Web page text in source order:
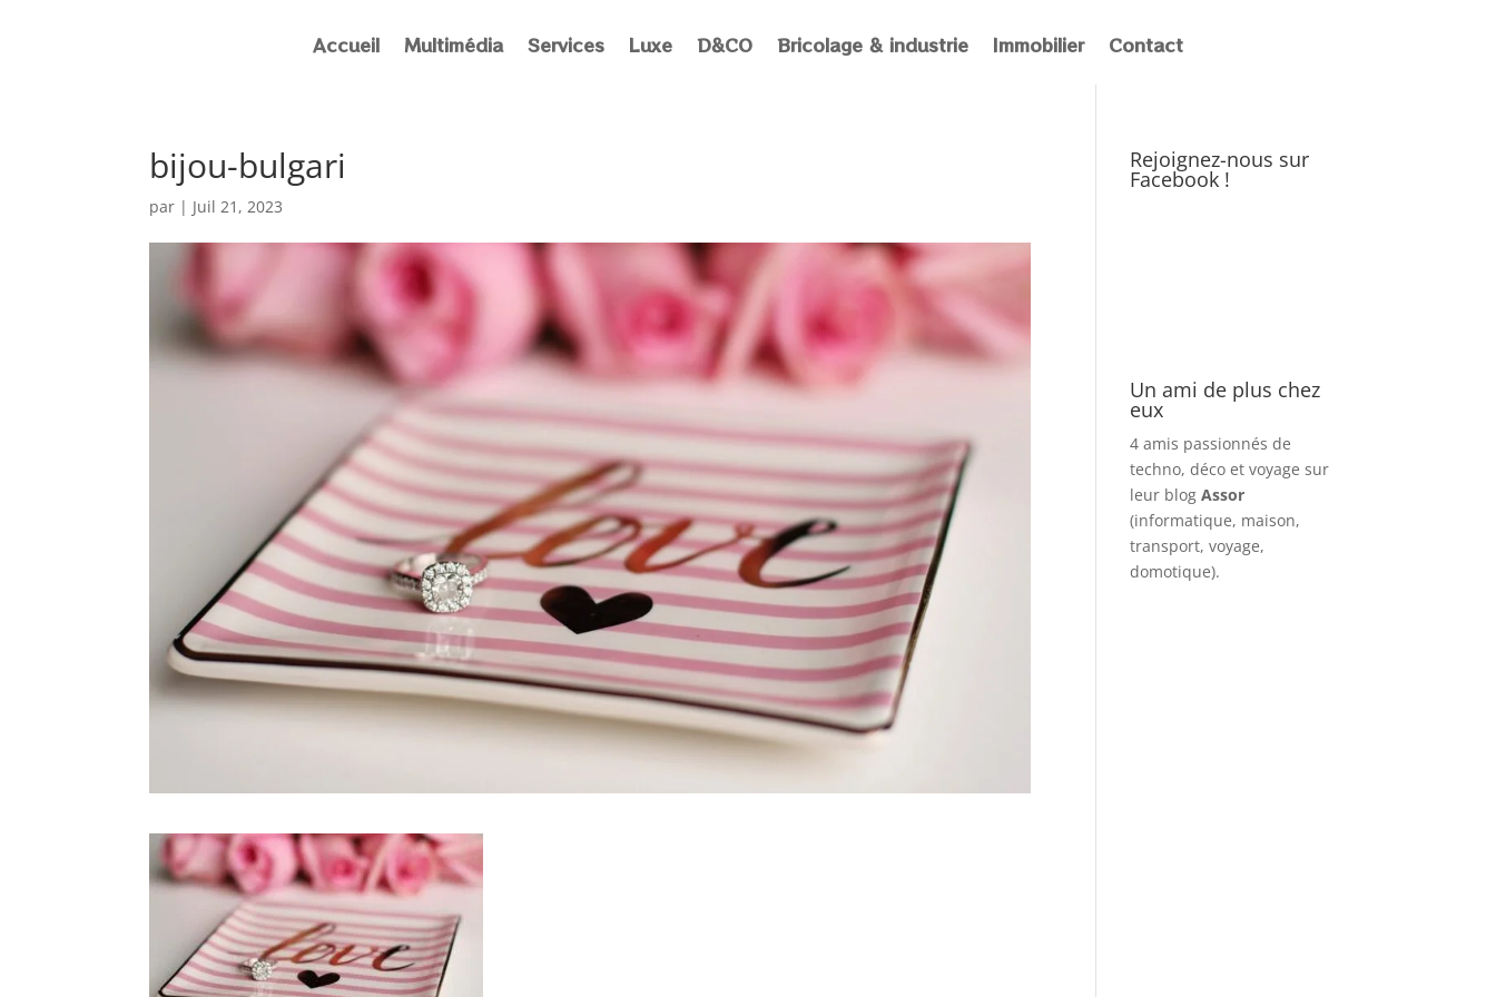
Accueil Multimédia Services Luxe D&CO Bricolage & industrie Immobilier Contact
bijou-bulgari
par | Juil 21, 2023
Rejoignez-nous sur
Facebook !
Un ami de plus chez
eux
4 amis passionnés de
techno, déco et voyage sur
leur blogAssor
(informatique, maison,
transport, voyage,
domotique).